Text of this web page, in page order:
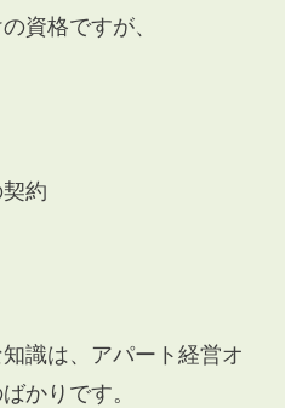
資格ですが、
約
識は、アパート経営オ
かりです。